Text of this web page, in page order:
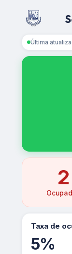
Última
2
Taxa de
5%